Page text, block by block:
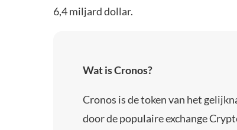
6,4 miljard dollar.
Wat is Cronos?
Cronos is de token van het
door de populaire exchange